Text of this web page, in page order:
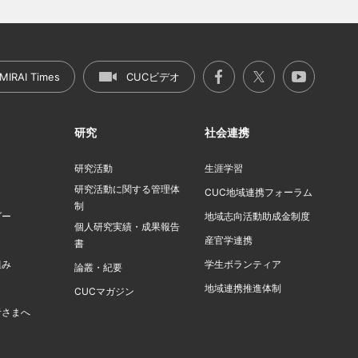
MIRAI Times CUCビデオ
まへ
研究
研究活動
研究活動に関する管理体
制
個人研究実績・成果報告
書
論叢・紀要
CUCマガジン
社会連携
生涯学習
CUC地域連携フォーラム
地域志向活動助成金制度
産官学連携
学生ボランティア
地域連携推進体制